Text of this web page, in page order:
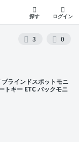
探す ログイン
3
0
ラインドスポットモニ
トキー ETC バックモニ